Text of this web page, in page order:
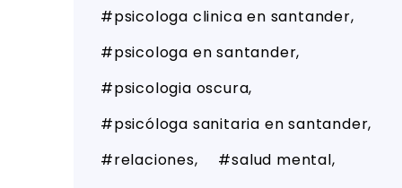
psicologa clinica en santander
psicologa en santander
psicologia oscura
psicóloga sanitaria en santander
relaciones
salud mental